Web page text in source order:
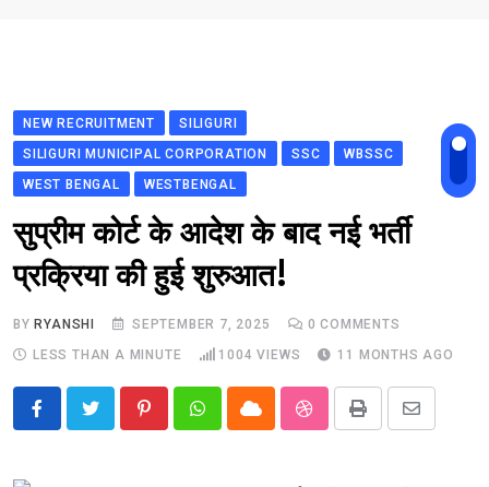
NEW RECRUITMENT
SILIGURI
SILIGURI MUNICIPAL CORPORATION
SSC
WBSSC
WEST BENGAL
WESTBENGAL
सुप्रीम कोर्ट के आदेश के बाद नई भर्ती
प्रक्रिया की हुई शुरुआत!
BY RYANSHI SEPTEMBER 7, 2025 0 COMMENTS
LESS THAN A MINUTE
1004 VIEWS 11 MONTHS AGO
PinterestWhatsappCloud StumbleUpon
Print
Share